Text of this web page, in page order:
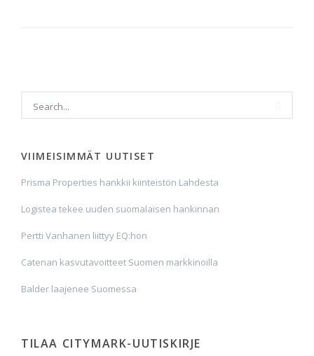
VIIMEISIMMÄT UUTISET
Prisma Properties hankkii kiinteistön Lahdesta
Logistea tekee uuden suomalaisen hankinnan
Pertti Vanhanen liittyy EQ:hon
Catenan kasvutavoitteet Suomen markkinoilla
Balder laajenee Suomessa
TILAA CITYMARK-UUTISKIRJE